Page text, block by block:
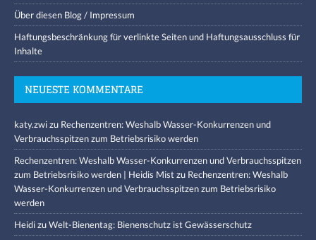
Über diesen Blog / Impressum
Haftungsbeschränkung für verlinkte Seiten und Haftungsausschluss für
Inhalte
NEUESTE KOMMENTARE
katy.zwizu Rechenzentren: Weshalb Wasser-Konkurrenzen und
Verbrauchsspitzen zum Betriebsrisiko werden
Rechenzentren: Weshalb Wasser-Konkurrenzen und Verbrauchsspitzen
zum Betriebsrisiko werden | Heidis Mistzu Rechenzentren: Weshalb
Wasser-Konkurrenzen und Verbrauchsspitzen zum Betriebsrisiko
werden
HeidizuWelt-Bienentag: Bienenschutz ist Gewässerschutz